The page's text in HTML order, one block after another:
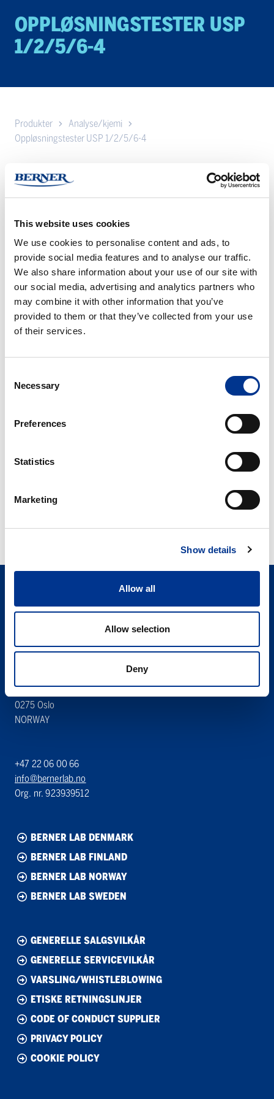
This website uses cookies
We use cookies to personalise content and ads, to
provide social media features and to analyse our traffic.
We also share information about your use of our site with
our social media, advertising and analytics partners who
may combine it with other information that you’ve
provided to them or that they’ve collected from your use
of their services.
Selection
Necessary
Preferences
Statistics
Marketing
Show details
Allow all
Allow selection
Deny
OPPLØSNINGSTESTER USP
1/2/5/6-4
Produkter
Analyse/kjemi
Oppløsningstester USP 1/2/5/6-4
karakterisere oppløsningsegenskapene til det aktive stoffet, det
aktive stoffets frigjøring og oppløsning fra en
USP, Ph.Eur. Og andre internasjonale farmakopê, så vel som i
FDAs retningslinjer.
Mens standardtabletter vanligvis testes i henhold til padle-
metoden (USP 2), testes hevelse ellet flytende doseringsformer
som kapsler ved bruk av kurvmetoden (USP1). «Paddle-over-
disk» (USP 5) og roterende sylinder (USP 6) metoder brukes
for transdermale doseringsformer.
Har du spørsmål om oppløsningstesting? Ikke nøl med å
Manuell
MANUELL
Hoffsveien 1 A
0275 Oslo
NORWAY
+47 22 06 00 66
info@bernerlab.no
Org. nr. 923939512
BERNER LAB DENMARK
BERNER LAB FINLAND
BERNER LAB NORWAY
BERNER LAB SWEDEN
GENERELLE SALGSVILKÅR
GENERELLE SERVICEVILKÅR
VARSLING/WHISTLEBLOWING
ETISKE RETNINGSLINJER
CODE OF CONDUCT SUPPLIER
PRIVACY POLICY
COOKIE POLICY